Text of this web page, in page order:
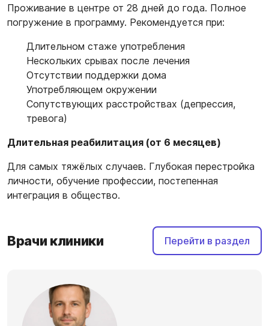
Проживание в центре от 28 дней до года. Полное
погружение в программу. Рекомендуется при:
Длительном стаже употребления
Нескольких срывах после лечения
Отсутствии поддержки дома
Употребляющем окружении
Сопутствующих расстройствах (депрессия,
тревога)
Длительная реабилитация (от 6 месяцев)
Для самых тяжёлых случаев. Глубокая перестройка
личности, обучение профессии, постепенная
интеграция в общество.
Врачи клиники Перейти в раздел